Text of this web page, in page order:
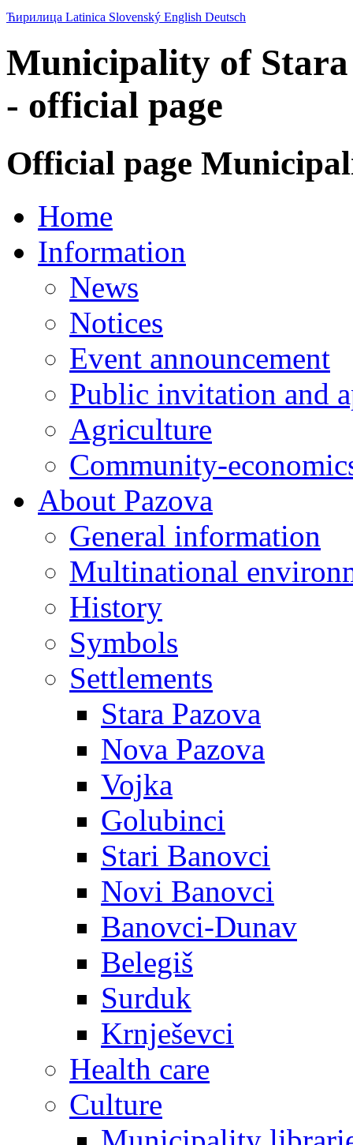
Ћирилица Latinica Slovenský English Deutsch
Municipality of Stara
- official page
Official page
Home
Information
News
Notices
Event announcement
Public invitation and
Agriculture
Community-
About Pazova
General information
Multinational
History
Symbols
Settlements
Stara Pazova
Nova Pazova
Vojka
Golubinci
Stari Banovci
Novi Banovci
Banovci-Dunav
Belegiš
Surduk
Krnješevci
Health care
Culture